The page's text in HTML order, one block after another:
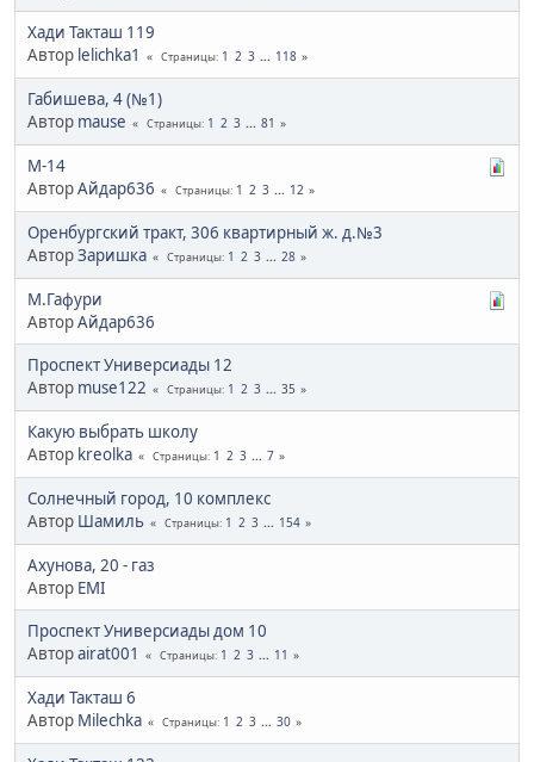
Хади Такташ 119
Автор lelichka1 Страницы 1 2 3 ... 118
Габишева, 4 (№1)
Автор mause Страницы 1 2 3 ... 81
М-14
АвторАйдар636 Страницы 1 2 3 ... 12
Оренбургский тракт, 306 квартирный ж. д.№3
АвторЗаришка Страницы 1 2 3 ... 28
М.Гафури
АвторАйдар636
Проспект Универсиады 12
Автор muse122 Страницы 1 2 3 ... 35
Какую выбрать школу
Автор kreolka Страницы 1 2 3 ... 7
Солнечный город, 10 комплекс
Автор Шaмиль Страницы 1 2 3 ... 154
Ахунова, 20 - газ
Автор EMI
Проспект Универсиады дом 10
Авторairat001 Страницы 1 2 3 ... 11
Хади Такташ 6
Автор Milechka Страницы 1 2 3 ... 30